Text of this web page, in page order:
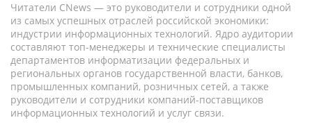
Читатели CNews — это руководители и сотрудники одной
из самых успешных отраслей российской экономики:
индустрии информационных технологий. Ядро аудитории
составляют топ-менеджеры и технические специалисты
департаментов информатизации федеральных и
региональных органов государственной власти, банков,
промышленных компаний, розничных сетей, а также
руководители и сотрудники компаний-поставщиков
информационных технологий и услуг связи.